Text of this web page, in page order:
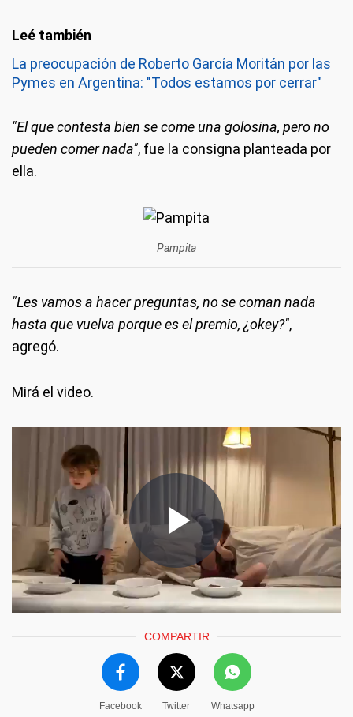
La preocupación de Roberto García Moritán por las
Pymes en Argentina: "Todos estamos por cerrar"
"El que contesta bien se come una golosina, pero no
pueden comer nada", fue la consigna planteada por
ella.
Pampita
"Les vamos a hacer preguntas, no se coman nada
hasta que vuelva porque es el premio, ¿okey?",
agregó.
Mirá el video.
COMPARTIR
Facebook Twitter Whatsapp